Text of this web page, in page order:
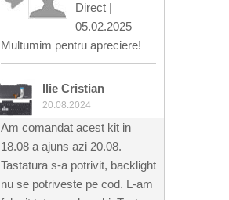
Direct |
05.02.2025
Multumim pentru apreciere!
Ilie Cristian
20.08.2024
Am comandat acest kit in
18.08 a ajuns azi 20.08.
Tastatura s-a potrivit, backlight
nu se potriveste pe cod. L-am